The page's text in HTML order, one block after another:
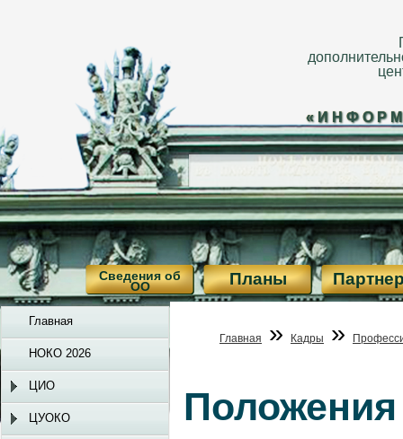
Сведения об
ОО Планы
Главная » Кадры »
Положения
Главная
НОКО 2026
ЦИО
ЦУОКО